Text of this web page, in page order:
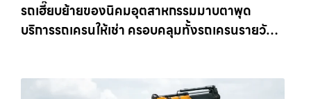
รถเฮี๊ยบย้ายของนิคมอุตสาหกรรมมาบตาพุด
บริการรถเครนให้เช่า ครอบคลุมทั้งรถเครนรายวัน